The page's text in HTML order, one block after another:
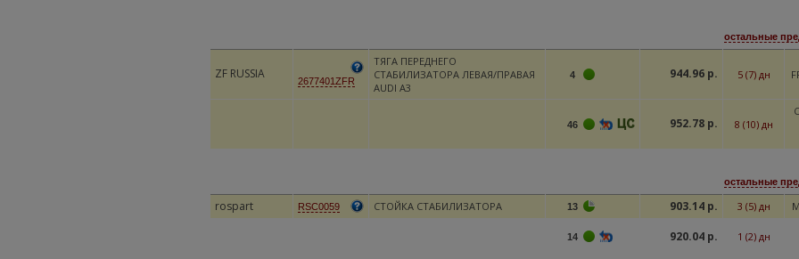
остальные
ZF RUSSIA 2677401ZFR
ТЯГА ПЕРЕДНЕГО
СТАБИЛИЗАТОРА ЛЕВАЯ/ПРАВАЯ
AUDI A3
4 944.96 р. 5 (7) дн
46 952.78 р. 8 (10) дн
остальные
rospart RSC0059 СТОЙКА СТАБИЛИЗАТОРА 13 903.14 р. 3 (5) дн
14 920.04 р. 1 (2) дн